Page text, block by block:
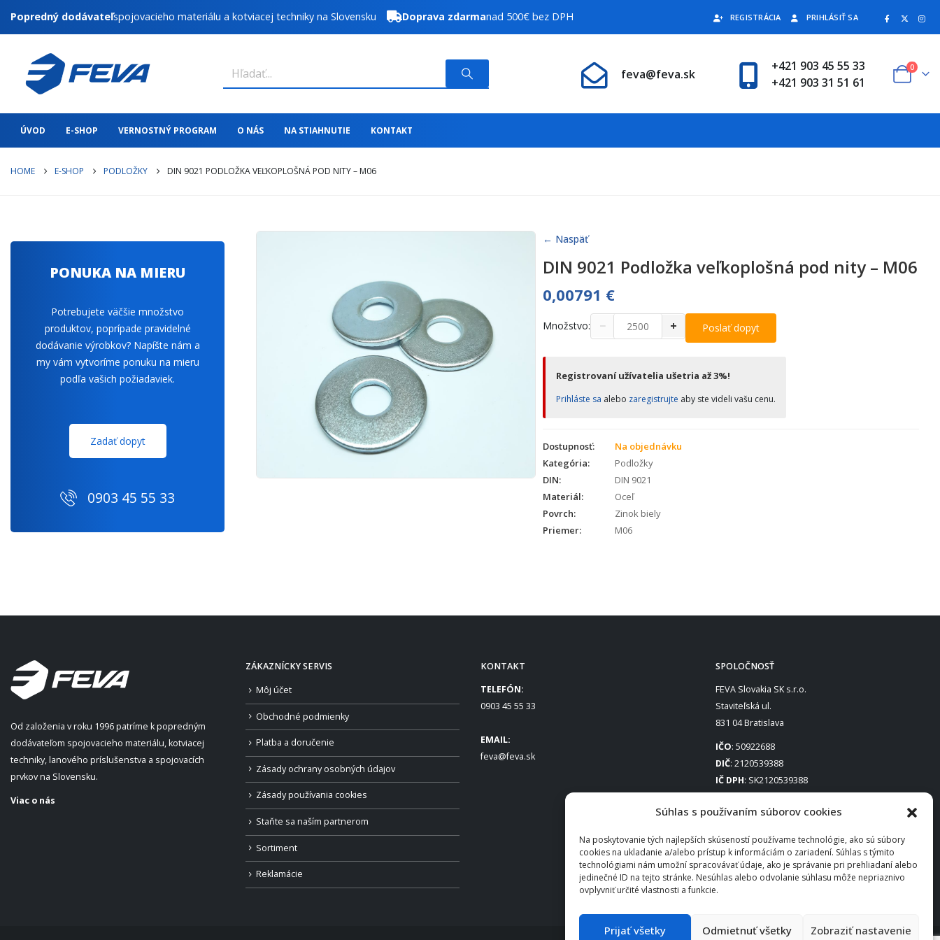
Súhlas s používaním súborov cookies
Na poskytovanie tých najlepších skúseností používame technológie, ako sú súbory
cookies na ukladanie a/alebo prístup k informáciám o zariadení. Súhlas s týmito
technológiami nám umožní spracovávať údaje, ako je správanie pri prehliadaní alebo
jedinečné ID na tejto stránke. Nesúhlas alebo odvolanie súhlasu môže nepriaznivo
ovplyvniť určité vlastnosti a funkcie.
Prijať všetky Odmietnuť všetky Zobraziť nastavenie
Popredný dodávateľspojovacieho materiálu a kotviacej techniky na Slovensku Doprava zdarmanad 500€ bez DPH REGISTRÁCIA PRIHLÁSIŤ SA
feva@feva.sk
+421 903 45 55 33
+421 903 31 51 61
0
ÚVOD E-SHOP VERNOSTNÝ PROGRAM O NÁS NA STIAHNUTIE KONTAKT
HOME E-SHOP PODLOŽKY DIN 9021 PODLOŽKA VEĽKOPLOŠNÁ POD NITY – M06
← Naspäť
DIN 9021 Podložka veľkoplošná pod nity – M06
0,00791 €
Množstvo: − + Poslať dopyt
Registrovaní užívatelia ušetria až 3%!
Prihláste sa alebo zaregistrujte aby ste videli vašu cenu.
Dostupnosť:
Na objednávku
Kategória:
Podložky
DIN:
DIN 9021
Materiál:
Oceľ
Povrch:
Zinok biely
Priemer:
M06
PONUKA NA MIERU
Potrebujete väčšie množstvo
produktov, poprípade pravidelné
dodávanie výrobkov? Napíšte nám a
my vám vytvoríme ponuku na mieru
podľa vašich požiadaviek.
Zadať dopyt
0903 45 55 33
Od založenia v roku 1996 patríme k popredným
dodávateľom spojovacieho materiálu, kotviacej
techniky, lanového príslušenstva a spojovacích
prvkov na Slovensku.
Viac o nás
ZÁKAZNÍCKY SERVIS
Môj účet
Obchodné podmienky
Platba a doručenie
Zásady ochrany osobných údajov
Zásady používania cookies
Staňte sa naším partnerom
Sortiment
Reklamácie
KONTAKT
TELEFÓN:
0903 45 55 33
EMAIL:
feva@feva.sk
SPOLOČNOSŤ
FEVA Slovakia SK s.r.o.
Staviteľská ul.
831 04 Bratislava
IČO: 50922688
DIČ: 2120539388
IČ DPH: SK2120539388